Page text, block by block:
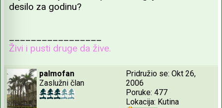
desilo za godinu?
_________________
Živi i pusti druge da žive.
palmofan
Zaslužni član
Pridružio se: Okt 26,
2006
Poruke: 477
Lokacija: Kutina